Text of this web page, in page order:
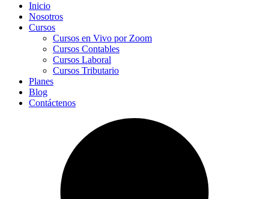
Inicio
Nosotros
Cursos
Cursos en Vivo por Zoom
Cursos Contables
Cursos Laboral
Cursos Tributario
Planes
Blog
Contáctenos